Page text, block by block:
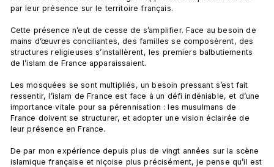
par leur présence sur le territoire français.
Cette présence n’eut de cesse de s’amplifier. Face au besoin de
mains d’œuvres conciliantes, des familles se composèrent, des
structures religieuses s’installèrent, les premiers balbutiements
de l’islam de France apparaissaient.
Les mosquées se sont multipliés, un besoin pressant s’est fait
ressentir, l’islam de France est face à un défi indéniable, et d’une
importance vitale pour sa pérennisation : les musulmans de
France doivent se structurer, et adopter une vision éclairée de
leur présence en France.
De par mon expérience depuis plus de vingt années sur la scène
islamique française et niçoise plus précisément, je pense qu’il est